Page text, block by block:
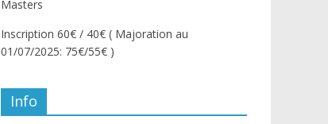
Masters
Inscription 60€ / 40€ ( Majoration au
01/07/2025: 75€/55€ )
Info